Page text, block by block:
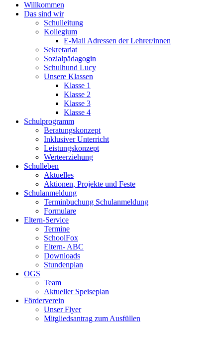
Willkommen
Das sind wir
Schulleitung
Kollegium
E-Mail Adressen der Lehrer/innen
Sekretariat
Sozialpädagogin
Schulhund Lucy
Unsere Klassen
Klasse 1
Klasse 2
Klasse 3
Klasse 4
Schulprogramm
Beratungskonzept
Inklusiver Unterricht
Leistungskonzept
Werteerziehung
Schulleben
Aktuelles
Aktionen, Projekte und Feste
Schulanmeldung
Terminbuchung Schulanmeldung
Formulare
Eltern-Service
Termine
SchoolFox
Eltern- ABC
Downloads
Stundenplan
OGS
Team
Aktueller Speiseplan
Förderverein
Unser Flyer
Mitgliedsantrag zum Ausfüllen